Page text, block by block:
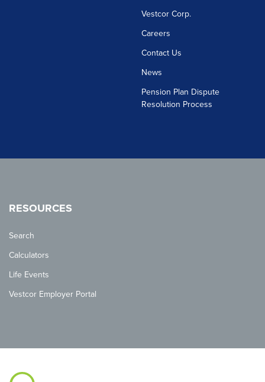
Vestcor Corp.
Careers
Contact Us
News
Pension Plan Dispute
Resolution Process
RESOURCES
Search
Calculators
Life Events
Vestcor Employer Portal